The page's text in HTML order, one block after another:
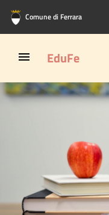
Vai al contenuto principale
Vai al footer
Comune di Ferrara
EduFe